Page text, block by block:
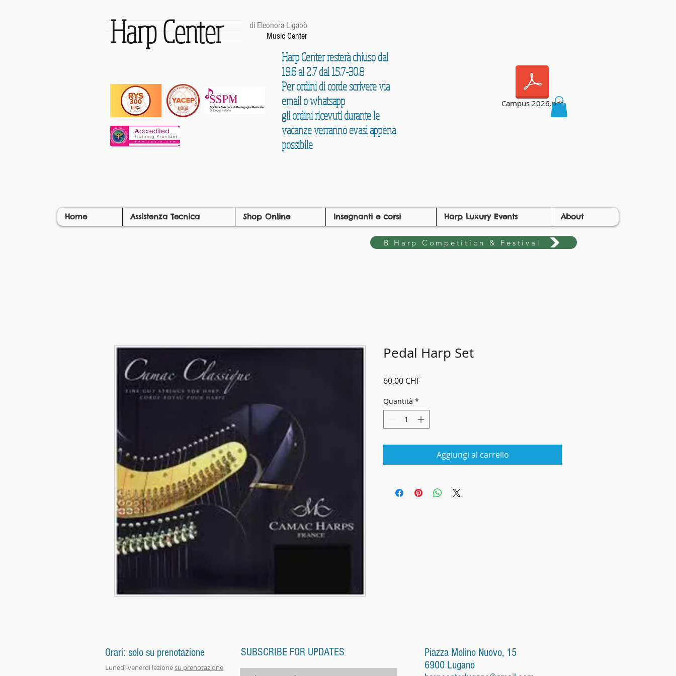
Harp Center
di Eleonora Ligabò
Music Center
Harp Center resterà chiuso dal
19.6 al 2.7 dal 15.7-30.8
Per ordini di corde scrivere via
email o whatsapp
gli ordini ricevuti durante le
vacanze verranno evasi appena
possibile
Campus 2026.pdf
Home Assistenza Tecnica Shop Online Insegnanti e corsi Harp Luxury Events About
B Harp Competition & Festival
Pedal Harp Set
60,00 CHFPrezzo
Quantità *
Aggiungi al carrello
Orari: solo su prenotazione
Lunedì-venerdì lezionesu prenotazione
SUBSCRIBE FOR UPDATES
Piazza Molino Nuovo, 15
6900 Lugano